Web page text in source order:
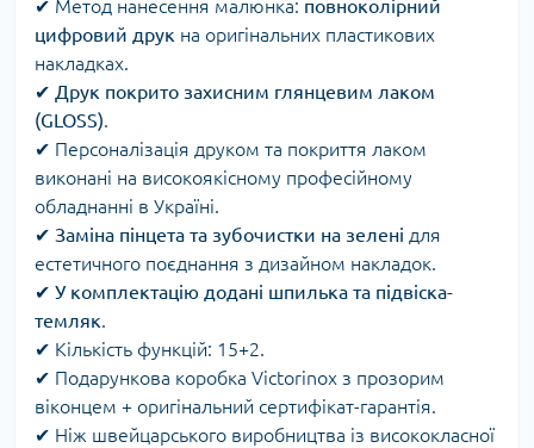
✔ Метод нанесення малюнка: повноколірний
цифровий друк на оригінальних пластикових
накладках.
✔ Друк покрито захисним глянцевим лаком
(GLOSS).
✔ Персоналізація друком та покриття лаком
виконані на високоякісному професійному
обладнанні в Україні.
✔ Заміна пінцета та зубочистки на зелені для
естетичного поєднання з дизайном накладок.
✔ У комплектацію додані шпилька та підвіска-
темляк.
✔ Кількість функцій: 15+2.
✔ Подарункова коробка Victorinox з прозорим
віконцем + оригінальний сертифікат-гарантія.
✔ Ніж швейцарського виробництва із висококласної